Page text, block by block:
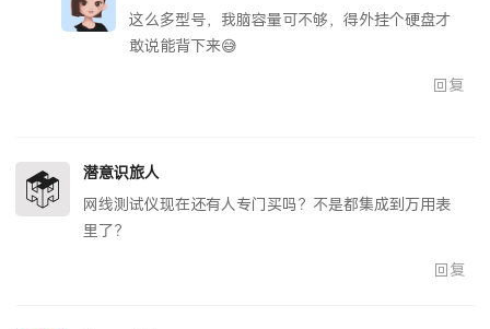
这么多型号，我脑容量可不够，得外挂个硬盘才
敢说能背下来😅
回复
潜意识旅人
网线测试仪现在还有人专门买吗？不是都集成到万用表
里了？
回复